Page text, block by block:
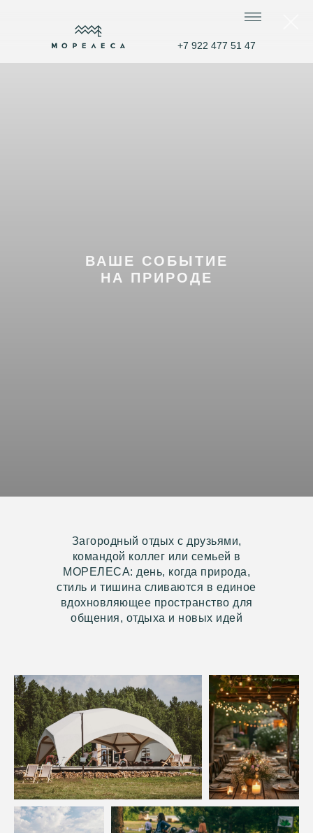
+7 922 477 51 47
ВАШЕ СОБЫТИЕ
НА ПРИРОДЕ
Загородный отдых с друзьями,
командой коллег или семьей в
МОРЕЛЕСА: день, когда природа,
стиль и тишина сливаются в единое
вдохновляющее пространство для
общения, отдыха и новых идей